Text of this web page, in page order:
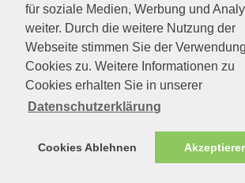
für soziale Medien, Werbung und
weiter. Durch die weitere Nutzung der
Webseite stimmen Sie der
Cookies zu. Weitere Informationen zu
Cookies erhalten Sie in unserer
Datenschutzerklärung
Cookies Ablehnen